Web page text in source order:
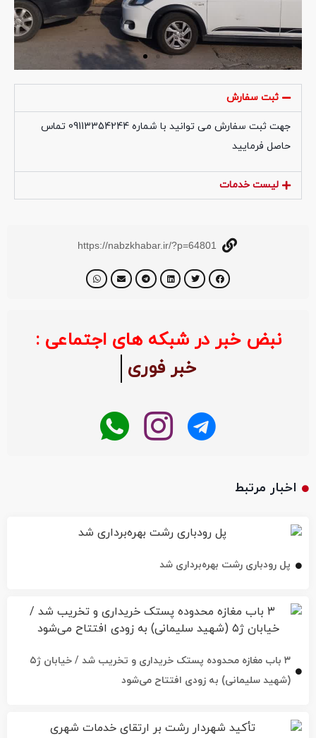
ثبت سفارش
جهت ثبت سفارش می توانید با شماره 09113354244 تماس
حاصل فرمایید
لیست خدمات
https://nabzkhabar.ir/?p=64801
نبض خبر در شبکه های اجتماعی :
خبر فوری
اخبار مرتبط
پل رودباری رشت بهره‌برداری شد
۳ باب مغازه محدوده پستک خریداری و تخریب شد / خیابان ژ۵
(شهید سلیمانی) به زودی افتتاح می‌شود